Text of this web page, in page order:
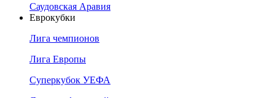
Саудовская Аравия
Еврокубки
Лига чемпионов
Лига Европы
Суперкубок УЕФА